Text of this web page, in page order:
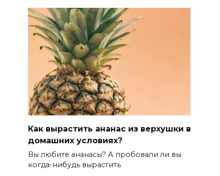
Как вырастить ананас из верхушки в
домашних условиях?
Вы любите ананасы? А пробовали ли вы
когда-нибудь вырастить